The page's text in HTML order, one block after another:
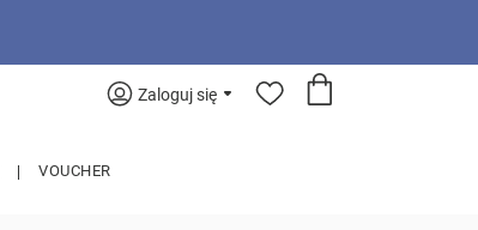
Zaloguj się
VOUCHER